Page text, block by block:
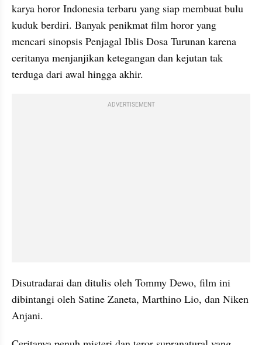
karya horor Indonesia terbaru yang siap membuat bulu
kuduk berdiri. Banyak penikmat film horor yang
mencari sinopsis Penjagal Iblis Dosa Turunan karena
ceritanya menjanjikan ketegangan dan kejutan tak
terduga dari awal hingga akhir.
ADVERTISEMENT
Disutradarai dan ditulis oleh Tommy Dewo, film ini
dibintangi oleh Satine Zaneta, Marthino Lio, dan Niken
Anjani.